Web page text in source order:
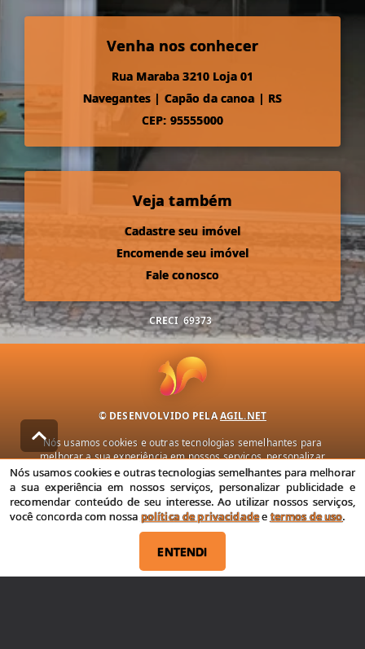
Venha nos conhecer
Rua Maraba 3210 Loja 01
Navegantes | Capão da canoa | RS
CEP: 95555000
Veja também
Cadastre seu imóvel
Encomende seu imóvel
Fale conosco
CRECI 69373
© DESENVOLVIDO PELAAGIL.NET
Nós usamos cookies e outras tecnologias semelhantes para
melhorar a sua experiência em nossos serviços, personalizar
publicidade e recomendar conteúdo de seu interesse. Ao utilizar
nossos serviços, você concorda com nossa política de privacidade e
termos de uso.
Política de Privacidade Termos de uso
Nós usamos cookies e outras tecnologias semelhantes para melhorar
a sua experiência em nossos serviços, personalizar publicidade e
recomendar conteúdo de seu interesse. Ao utilizar nossos serviços,
você concorda com nossa política de privacidadeetermos de uso.
ENTENDI